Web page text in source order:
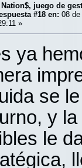
Nation$, juego de
#18 en: 08
»
ya
se
y
le